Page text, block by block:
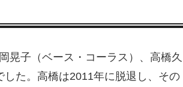
晃子（ベース・コーラス）、高橋久
た。高橋は2011年に脱退し、その